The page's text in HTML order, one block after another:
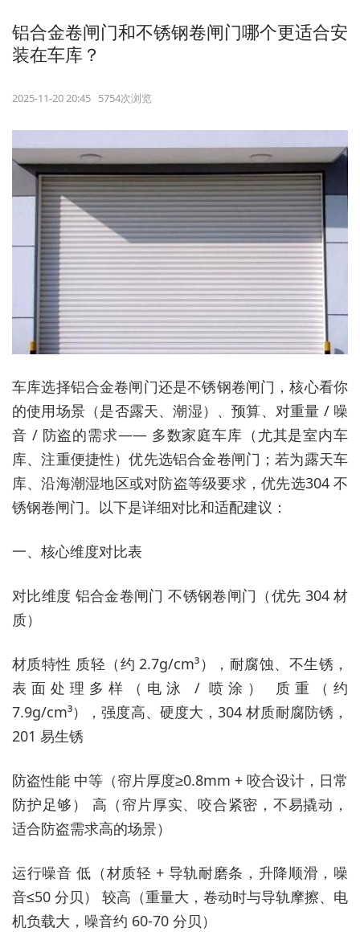
铝合金卷闸门和不锈钢卷闸门哪个更适合安
装在车库？
2025-11-20 20:45 5754次浏览
车库选择铝合金卷闸门还是不锈钢卷闸门，核心看你
的使用场景（是否露天、潮湿）、预算、对重量 / 噪
音 / 防盗的需求—— 多数家庭车库（尤其是室内车
库、注重便捷性）优先选铝合金卷闸门；若为露天车
库、沿海潮湿地区或对防盗等级要求，优先选304 不
锈钢卷闸门。以下是详细对比和适配建议：
一、核心维度对比表
对比维度 铝合金卷闸门 不锈钢卷闸门（优先 304 材
质）
材质特性 质轻（约 2.7g/cm³），耐腐蚀、不生锈，
表面处理多样（电泳 / 喷涂） 质重（约
7.9g/cm³），强度高、硬度大，304 材质耐腐防锈，
201 易生锈
防盗性能 中等（帘片厚度≥0.8mm + 咬合设计，日常
防护足够） 高（帘片厚实、咬合紧密，不易撬动，
适合防盗需求高的场景）
运行噪音 低（材质轻 + 导轨耐磨条，升降顺滑，噪
音≤50 分贝） 较高（重量大，卷动时与导轨摩擦、电
机负载大，噪音约 60-70 分贝）